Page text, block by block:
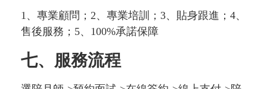
1、專業顧問；2、專業培訓；3、貼身跟進；4、
售後服務；5、100%承諾保障
七、服務流程